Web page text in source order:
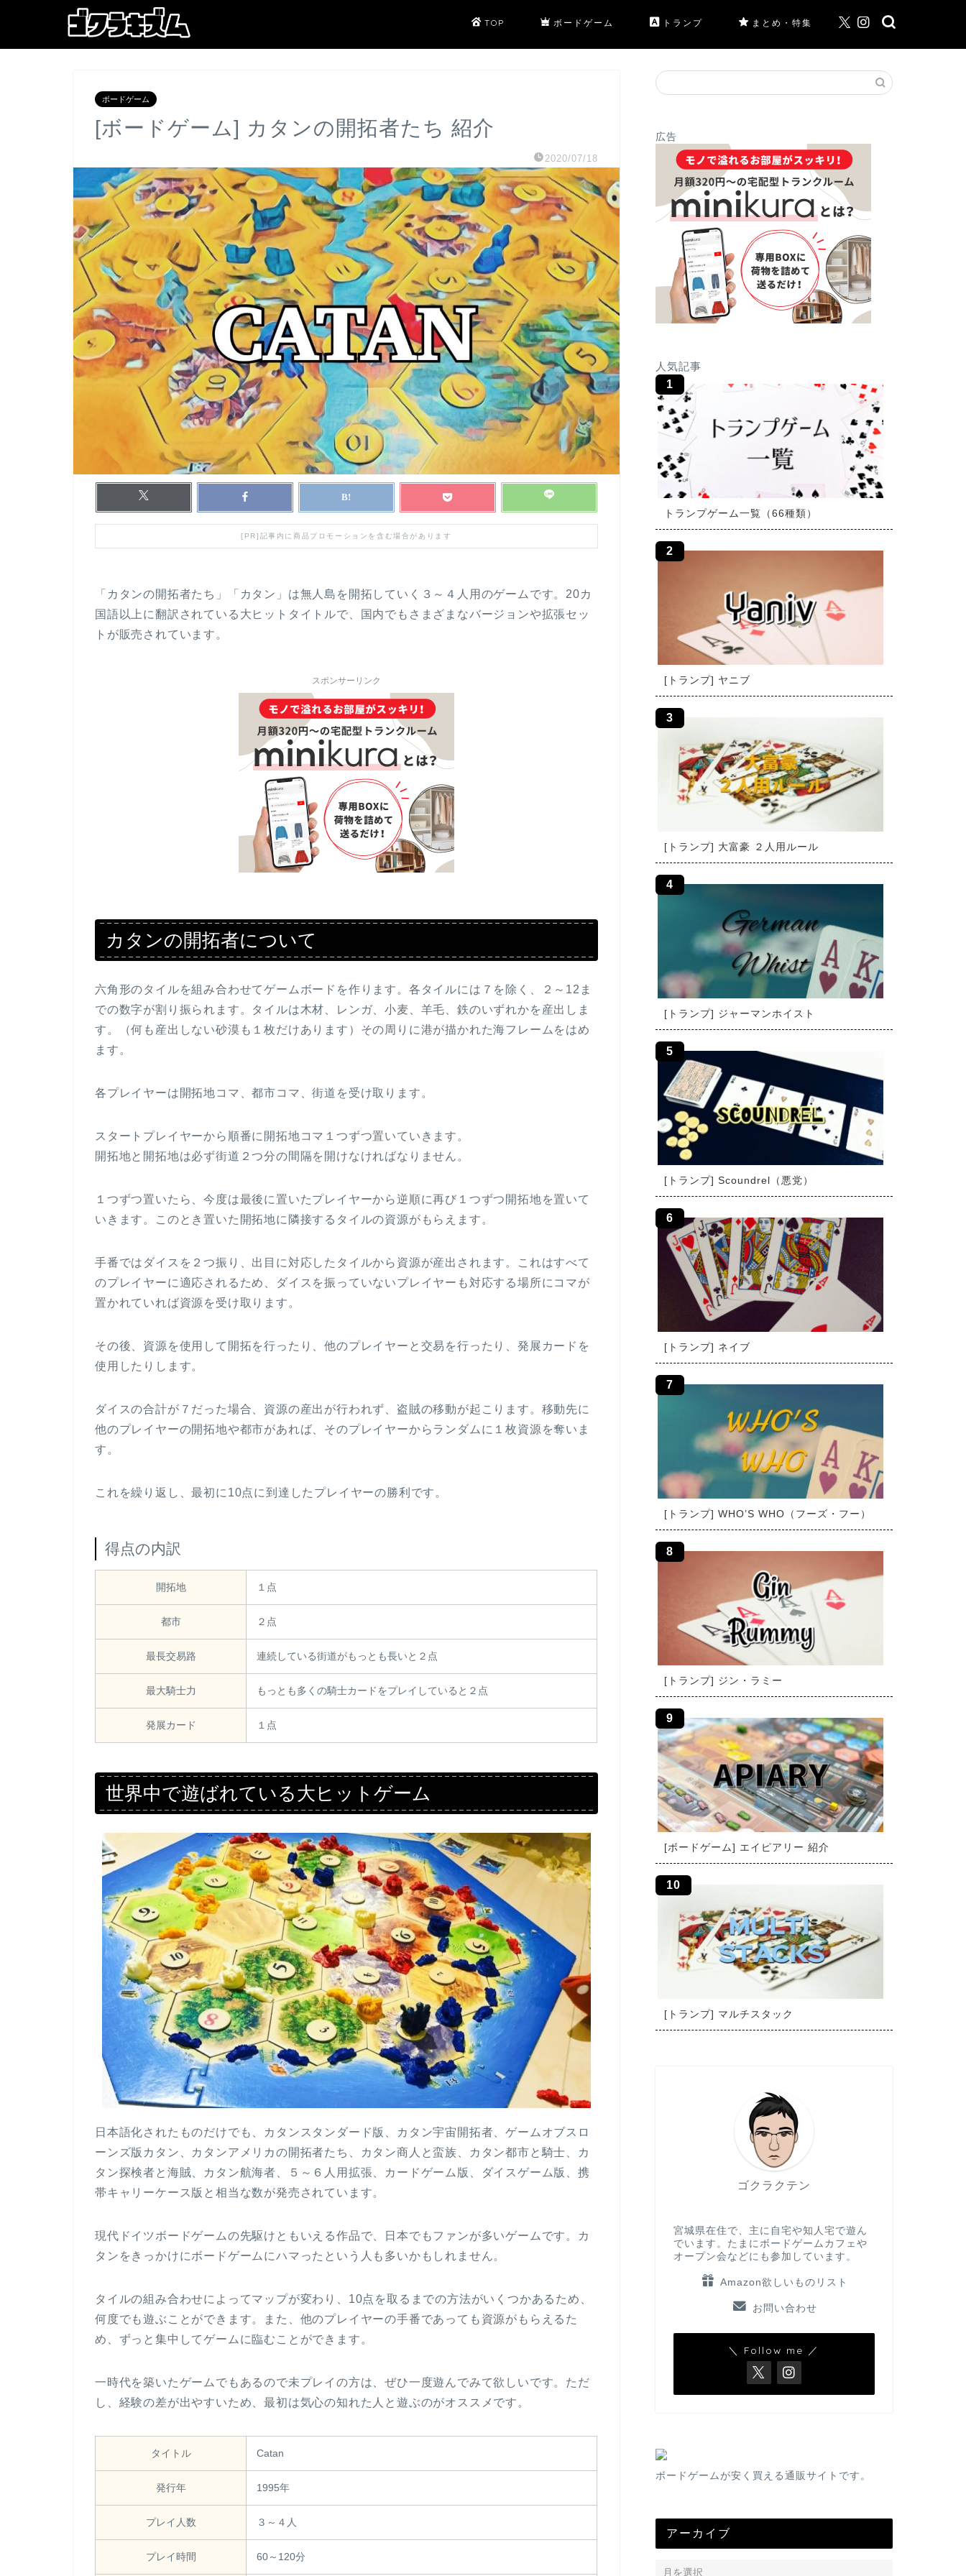
TOP ボードゲーム トランプ まとめ・特集
ボードゲーム
[ボードゲーム] カタンの開拓者たち 紹介
2020/07/18
[PR]記事内に商品プロモーションを含む場合があります
「カタンの開拓者たち」「カタン」は無人島を開拓していく３～４人用のゲームです。20カ
国語以上に翻訳されている大ヒットタイトルで、国内でもさまざまなバージョンや拡張セッ
トが販売されています。
スポンサーリンク
カタンの開拓者について
六角形のタイルを組み合わせてゲームボードを作ります。各タイルには７を除く、２～12ま
での数字が割り振られます。タイルは木材、レンガ、小麦、羊毛、鉄のいずれかを産出しま
す。（何も産出しない砂漠も１枚だけあります）その周りに港が描かれた海フレームをはめ
ます。
各プレイヤーは開拓地コマ、都市コマ、街道を受け取ります。
スタートプレイヤーから順番に開拓地コマ１つずつ置いていきます。
開拓地と開拓地は必ず街道２つ分の間隔を開けなければなりません。
１つずつ置いたら、今度は最後に置いたプレイヤーから逆順に再び１つずつ開拓地を置いて
いきます。このとき置いた開拓地に隣接するタイルの資源がもらえます。
手番ではダイスを２つ振り、出目に対応したタイルから資源が産出されます。これはすべて
のプレイヤーに適応されるため、ダイスを振っていないプレイヤーも対応する場所にコマが
置かれていれば資源を受け取ります。
その後、資源を使用して開拓を行ったり、他のプレイヤーと交易を行ったり、発展カードを
使用したりします。
ダイスの合計が７だった場合、資源の産出が行われず、盗賊の移動が起こります。移動先に
他のプレイヤーの開拓地や都市があれば、そのプレイヤーからランダムに１枚資源を奪いま
す。
これを繰り返し、最初に10点に到達したプレイヤーの勝利です。
得点の内訳
開拓地 １点
都市 ２点
最長交易路 連続している街道がもっとも長いと２点
最大騎士力 もっとも多くの騎士カードをプレイしていると２点
発展カード １点
世界中で遊ばれている大ヒットゲーム
日本語化されたものだけでも、カタンスタンダード版、カタン宇宙開拓者、ゲームオブスロ
ーンズ版カタン、カタンアメリカの開拓者たち、カタン商人と蛮族、カタン都市と騎士、カ
タン探検者と海賊、カタン航海者、５～６人用拡張、カードゲーム版、ダイスゲーム版、携
帯キャリーケース版と相当な数が発売されています。
現代ドイツボードゲームの先駆けともいえる作品で、日本でもファンが多いゲームです。カ
タンをきっかけにボードゲームにハマったという人も多いかもしれません。
タイルの組み合わせによってマップが変わり、10点を取るまでの方法がいくつかあるため、
何度でも遊ぶことができます。また、他のプレイヤーの手番であっても資源がもらえるた
め、ずっと集中してゲームに臨むことができます。
一時代を築いたゲームでもあるので未プレイの方は、ぜひ一度遊んでみて欲しいです。ただ
し、経験の差が出やすいため、最初は気心の知れた人と遊ぶのがオススメです。
タイトル Catan
発行年 1995年
プレイ人数 ３～４人
プレイ時間 60～120分
広告
人気記事
トランプゲーム一覧（66種類）
[トランプ] ヤニブ
[トランプ] 大富豪 ２人用ルール
[トランプ] ジャーマンホイスト
[トランプ] Scoundrel（悪党）
[トランプ] ネイブ
[トランプ] WHO’S WHO（フーズ・フー）
[トランプ] ジン・ラミー
[ボードゲーム] エイピアリー 紹介
[トランプ] マルチスタック
ゴクラクテン
宮城県在住で、主に自宅や知人宅で遊ん
でいます。たまにボードゲームカフェや
オープン会などにも参加しています。
Amazon欲しいものリスト
お問い合わせ
＼ Follow me ／
ボードゲームが安く買える通販サイトです。
アーカイブ